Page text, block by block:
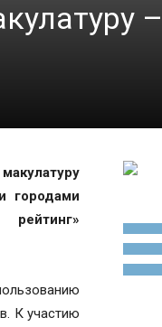
–
городами
К участию